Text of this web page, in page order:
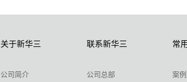
关于新华三
公司简介
联系新华三
公司总部
常
案